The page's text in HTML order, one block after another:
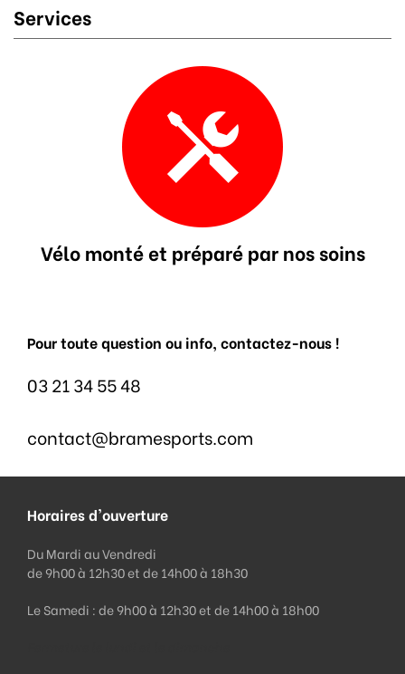
Services
Vélo monté et préparé par nos soins
Pour toute question ou info, contactez-nous !
03 21 34 55 48
contact@bramesports.com
Horaires d'ouverture
Du Mardi au Vendredi
de 9h00 à 12h30 et de 14h00 à 18h30
Le Samedi : de 9h00 à 12h30 et de 14h00 à 18h00